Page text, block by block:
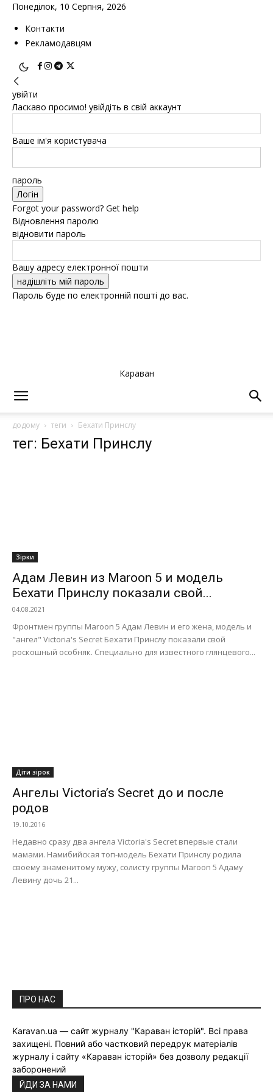
Понеділок, 10 Серпня, 2026
Контакти
Рекламодавцям
увійти
Ласкаво просимо! увійдіть в свій аккаунт
Ваше ім'я користувача
пароль
Forgot your password? Get help
Відновлення паролю
відновити пароль
Вашу адресу електронної пошти
Пароль буде по електронній пошті до вас.
Караван
додому теги Бехати Принслу
тег: Бехати Принслу
Зірки
Адам Левин из Maroon 5 и модель
Бехати Принслу показали свой...
04.08.2021
Фронтмен группы Maroon 5 Адам Левин и его жена, модель и
"ангел" Victoria's Secret Бехати Принслу показали свой
роскошный особняк. Специально для известного глянцевого...
Діти зірок
Ангелы Victoria’s Secret до и после
родов
19.10.2016
Недавно сразу два ангела Victoria's Secret впервые стали
мамами. Намибийская топ-модель Бехати Принслу родила
своему знаменитому мужу, солисту группы Maroon 5 Адаму
Левину дочь 21...
ПРО НАС
Karavan.ua — сайт журналу "Караван історій". Всі права
захищені. Повний або частковий передрук матеріалів
журналу і сайту «Караван історій» без дозволу редакції
заборонений
ЙДИ ЗА НАМИ